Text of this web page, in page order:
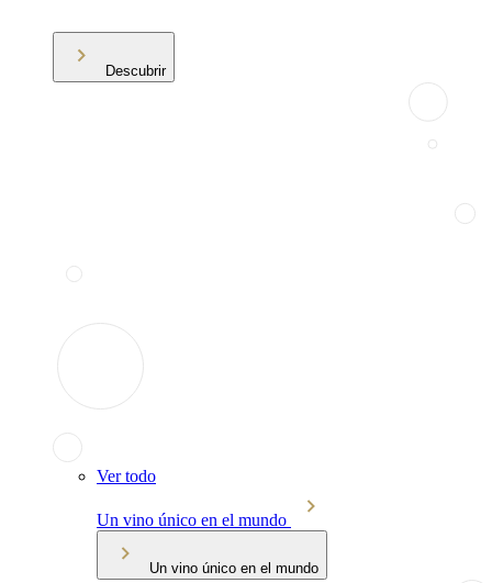
Descubrir
Ver todo
Un vino único en el mundo
Un vino único en el mundo